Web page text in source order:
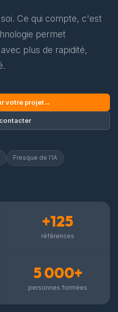
Ce qui compte, c'est
permet
plus de rapidité,
votre projet→
Fresque de l'IA
+125
références
5 000+
personnes formées